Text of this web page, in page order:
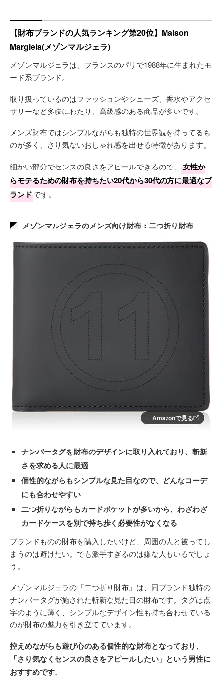
【財布ブランドの人気ランキング第20位】Maison
Margiela(メゾンマルジェラ)
メゾンマルジェラは、フランスのパリで1988年に生まれたモ
ード系ブランド。
取り扱っているのはファッションやシューズ、香水やアクセ
サリーなど多岐にわたり、高級感のある商品が多いです。
メンズ財布ではシンプルながらも独特の世界観を持ってるも
のが多く、さり気ないおしゃれ感を出せる特徴があります。
細かい部分でセンスの良さをアピールできるので、
女性か
らモテるための財布を持ちたい20代から30代の方に最適なブ
ランドです。
メゾンマルジェラのメンズ向け財布：二つ折り財布
Amazonで見る
ナンバータグを財布のデザインに取り入れており、斬新
さを求める人に最適
個性的ながらもシンプルな見た目なので、どんなコーデ
にも合わせやすい
二つ折りながらもカードポケットが多いから、わざわざ
カードケースを別で持ち歩く必要性がなくなる
ブランドものの財布を購入したいけど、周囲の人と被ってし
まうのは避けたい。でも派手すぎるのは嫌な人もいるでしょ
う。
メゾンマルジェラの『二つ折り財布』は、同ブランド独特の
ナンバータグが施された斬新な見た目の財布です。タグは点
字のように薄く、シンプルなデザイン性も持ち合わせている
のが財布の魅力を引き立てています。
控えめながらも遊び心のある個性的な財布となっており、
「さり気なくセンスの良さをアピールしたい」という男性に
おすすめです。